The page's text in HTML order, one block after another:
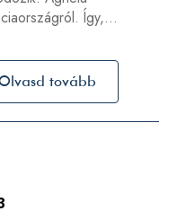
Így,…
tovább